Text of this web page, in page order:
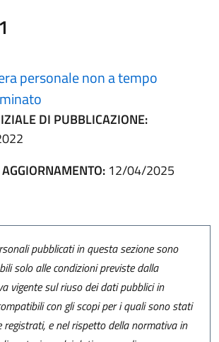
personale non a tempo
DI PUBBLICAZIONE:
12/04/2025
pubblicati in questa sezione sono
solo alle condizioni previste dalla
vigente sul riuso dei dati pubblici in
con gli scopi per i quali sono stati
registrati, e nel rispetto della normativa in